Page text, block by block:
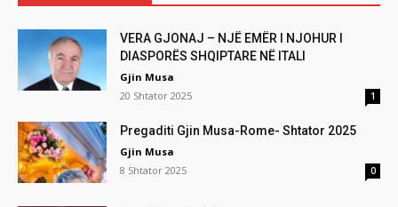
VERA GJONAJ – NJË EMËR I NJOHUR I
DIASPORËS SHQIPTARE NË ITALI
Gjin Musa
20 Shtator 2025
1
Pregaditi Gjin Musa-Rome- Shtator 2025
Gjin Musa
8 Shtator 2025
0